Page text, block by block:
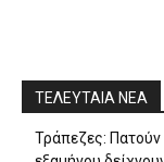
ΤΕΛΕΥΤΑΙΑ ΝΕΑ
Τράπεζες: Πατούν